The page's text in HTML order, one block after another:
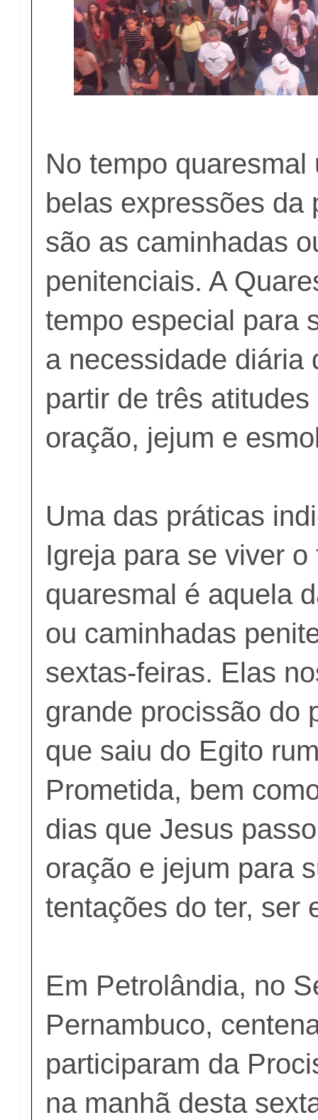
No tempo quaresmal
belas expressões da
são as caminhadas
penitenciais. A
tempo especial para
a necessidade diária
partir de três
oração, jejum e
Uma das práticas
Igreja para se viver o
quaresmal é aquela
ou caminhadas
sextas-feiras. Elas
grande procissão do
que saiu do Egito
Prometida, bem
dias que Jesus
oração e jejum para
tentações do ter, ser
Em Petrolândia, no
Pernambuco,
participaram da
na manhã desta